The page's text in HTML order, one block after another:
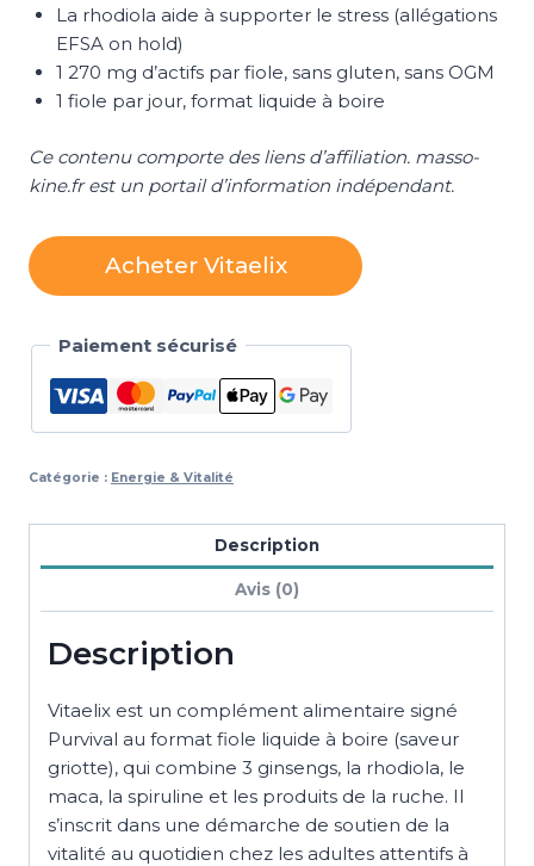
La rhodiola aide à supporter le stress (allégations
EFSA on hold)
1 270 mg d’actifs par fiole, sans gluten, sans OGM
1 fiole par jour, format liquide à boire
Ce contenu comporte des liens d’affiliation. masso-
kine.fr est un portail d’information indépendant.
Acheter Vitaelix
Paiement sécurisé
Catégorie : Energie & Vitalité
Description
Avis (0)
Description
Vitaelix est un complément alimentaire signé
Purvival au format fiole liquide à boire (saveur
griotte), qui combine 3 ginsengs, la rhodiola, le
maca, la spiruline et les produits de la ruche. Il
s’inscrit dans une démarche de soutien de la
vitalité au quotidien chez les adultes attentifs à